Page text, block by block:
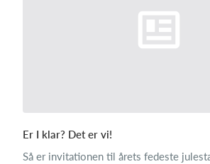
​Er I klar? Det er vi!
Så er invitationen til årets fedeste